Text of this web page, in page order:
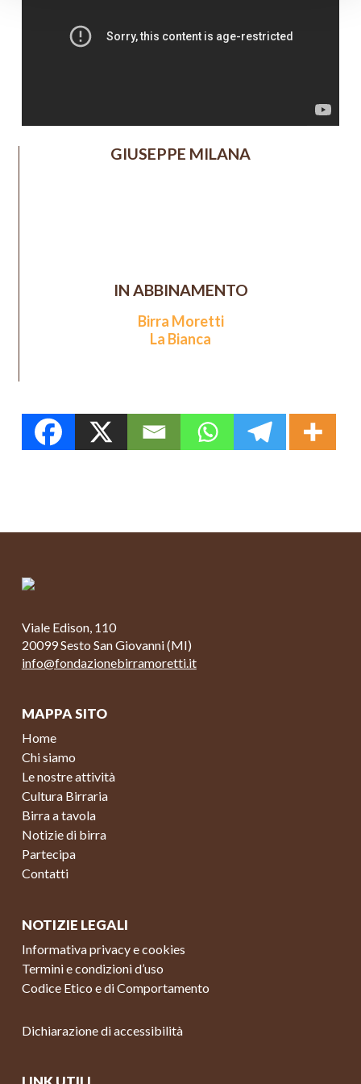
GIUSEPPE MILANA
IN ABBINAMENTO
Birra Moretti
La Bianca
Viale Edison, 110
20099 Sesto San Giovanni (MI)
info@fondazionebirramoretti.it
MAPPA SITO
Home
Chi siamo
Le nostre attività
Cultura Birraria
Birra a tavola
Notizie di birra
Partecipa
Contatti
NOTIZIE LEGALI
Informativa privacy e cookies
Termini e condizioni d’uso
Codice Etico e di Comportamento
Dichiarazione di accessibilità